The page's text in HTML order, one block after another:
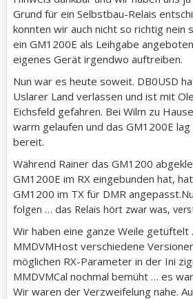
Grund für ein Selbstbau-Relais
konnten wir auch nicht so richtig nein
ein GM1200E als Leihgabe
eigenes Gerät irgendwo auftreiben.
Nun war es heute soweit. DB0USD
Uslarer Land verlassen und ist mit
Eichsfeld gefahren. Bei Wilm zu
warm gelaufen und das GM1200E
bereit.
Während Rainer das GM1200
GM1200E im RX eingebunden hat,
GM1200 im TX für DMR angepasst.
folgen … das Relais hört zwar was,
Wir haben eine ganze Weile getüftelt
MMDVMHost verschiedene
möglichen RX-Parameter in der Ini
MMDVMCal nochmal bemüht … es
Wir waren der Verzweifelung nahe.